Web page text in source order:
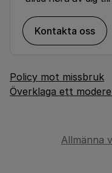
Kontakta oss
Policy mot missbruk
Överklaga ett
Allmänna